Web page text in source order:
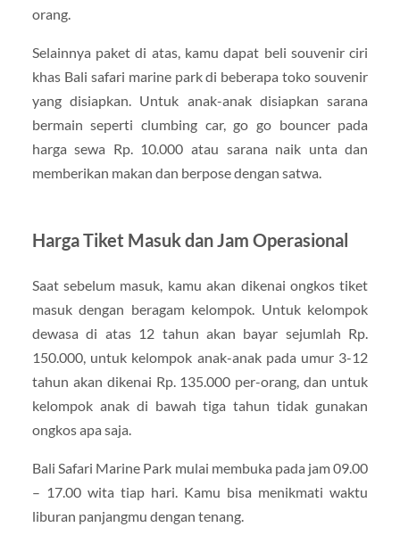
orang.
Selainnya paket di atas, kamu dapat beli souvenir ciri
khas Bali safari marine park di beberapa toko souvenir
yang disiapkan. Untuk anak-anak disiapkan sarana
bermain seperti clumbing car, go go bouncer pada
harga sewa Rp. 10.000 atau sarana naik unta dan
memberikan makan dan berpose dengan satwa.
Harga Tiket Masuk dan Jam Operasional
Saat sebelum masuk, kamu akan dikenai ongkos tiket
masuk dengan beragam kelompok. Untuk kelompok
dewasa di atas 12 tahun akan bayar sejumlah Rp.
150.000, untuk kelompok anak-anak pada umur 3-12
tahun akan dikenai Rp. 135.000 per-orang, dan untuk
kelompok anak di bawah tiga tahun tidak gunakan
ongkos apa saja.
Bali Safari Marine Park mulai membuka pada jam 09.00
– 17.00 wita tiap hari. Kamu bisa menikmati waktu
liburan panjangmu dengan tenang.